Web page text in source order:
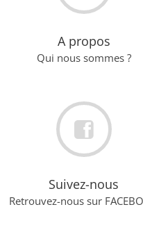
A propos
Qui nous sommes ?
Suivez-nous
Retrouvez-nous sur